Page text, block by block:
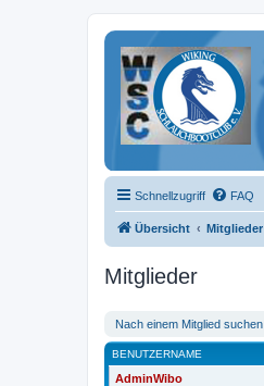
Schnellzugriff FAQ
Übersicht Mitglieder
Mitglieder
Nach einem Mitglied suchen
BENUTZERNAME
AdminWibo